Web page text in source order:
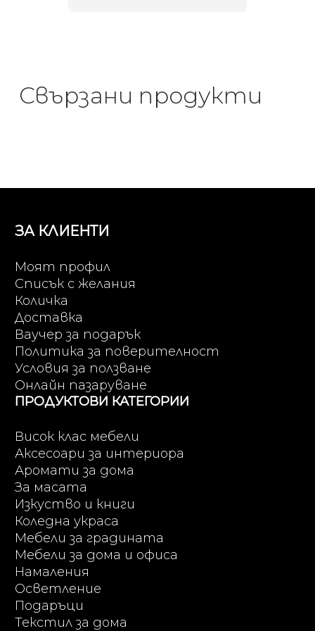
Свързани продукти
ЗА КЛИЕНТИ
Моят профил
Списък с желания
Количка
Доставка
Ваучер за подарък
Политика за поверителност
Условия за ползване
Онлайн пазаруване
ПРОДУКТОВИ КАТЕГОРИИ
Висок клас мебели
Аксесоари за интериора
Аромати за дома
За масата
Изкуство и книги
Коледна украса
Мебели за градината
Мебели за дома и офиса
Намаления
Осветление
Подаръци
Текстил за дома